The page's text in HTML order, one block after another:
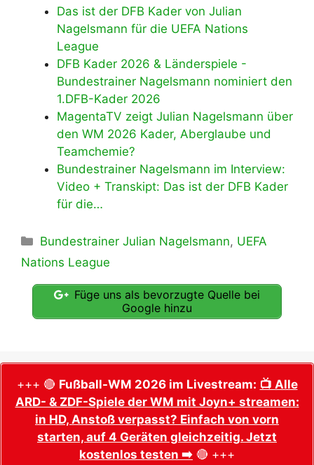
Das ist der DFB Kader von Julian
Nagelsmann für die UEFA Nations
League
DFB Kader 2026 & Länderspiele -
Bundestrainer Nagelsmann nominiert den
1.DFB-Kader 2026
MagentaTV zeigt Julian Nagelsmann über
den WM 2026 Kader, Aberglaube und
Teamchemie?
Bundestrainer Nagelsmann im Interview:
Video + Transkipt: Das ist der DFB Kader
für die…
Kategorien
Bundestrainer Julian Nagelsmann, UEFA
Nations League
Füge uns als bevorzugte Quelle bei
Google hinzu
+++ 🔴 Fußball-WM 2026 im Livestream: 📺 Alle
ARD- & ZDF-Spiele der WM mit Joyn+ streamen:
in HD, Anstoß verpasst? Einfach von vorn
starten, auf 4 Geräten gleichzeitig. Jetzt
kostenlos testen ➡️ 🔴 +++